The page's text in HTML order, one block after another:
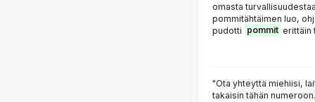
omasta
pommitähtäimen luo,
pudotti pommit erittäin
"Ota yhteyttä miehiisi,
takaisin tähän